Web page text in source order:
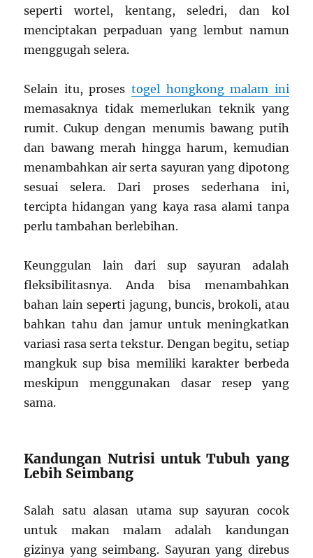
seperti wortel, kentang, seledri, dan kol
menciptakan perpaduan yang lembut namun
menggugah selera.
Selain itu, proses togel hongkong malam ini
memasaknya tidak memerlukan teknik yang
rumit. Cukup dengan menumis bawang putih
dan bawang merah hingga harum, kemudian
menambahkan air serta sayuran yang dipotong
sesuai selera. Dari proses sederhana ini,
tercipta hidangan yang kaya rasa alami tanpa
perlu tambahan berlebihan.
Keunggulan lain dari sup sayuran adalah
fleksibilitasnya. Anda bisa menambahkan
bahan lain seperti jagung, buncis, brokoli, atau
bahkan tahu dan jamur untuk meningkatkan
variasi rasa serta tekstur. Dengan begitu, setiap
mangkuk sup bisa memiliki karakter berbeda
meskipun menggunakan dasar resep yang
sama.
Kandungan Nutrisi untuk Tubuh yang
Lebih Seimbang
Salah satu alasan utama sup sayuran cocok
untuk makan malam adalah kandungan
gizinya yang seimbang. Sayuran yang direbus